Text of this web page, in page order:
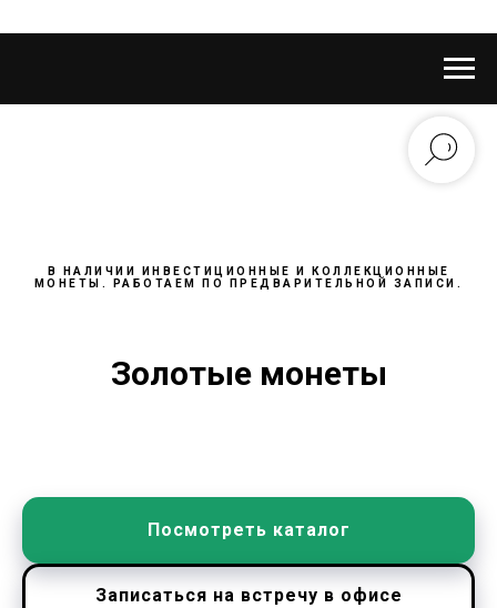
В НАЛИЧИИ ИНВЕСТИЦИОННЫЕ И КОЛЛЕКЦИОННЫЕ
МОНЕТЫ. РАБОТАЕМ ПО ПРЕДВАРИТЕЛЬНОЙ ЗАПИСИ.
Золотые монеты
Посмотреть каталог
Записаться на встречу в офисе